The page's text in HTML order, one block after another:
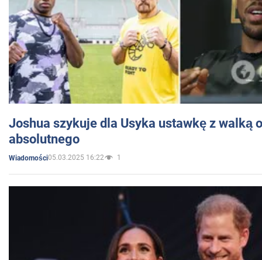
Joshua szykuje dla Usyka ustawkę z walką
absolutnego
Wiadomości05.03.2025 16:22 1